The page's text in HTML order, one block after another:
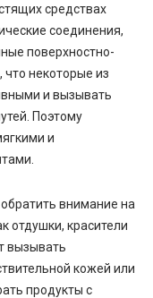
средствах
соединения,
поверхностно-
некоторые из
и вызывать
Поэтому
и
внимание на
отдушки, красители
вызывать
кожей или
продукты с